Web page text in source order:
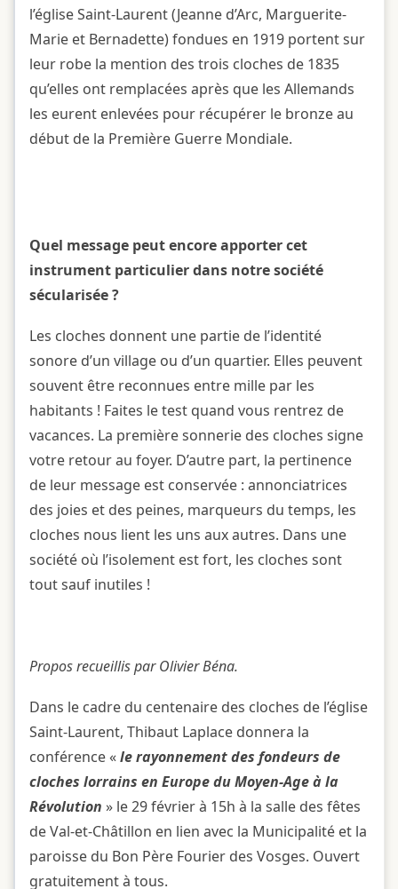
l’église Saint-Laurent (Jeanne d’Arc, Marguerite-
Marie et Bernadette) fondues en 1919 portent sur
leur robe la mention des trois cloches de 1835
qu’elles ont remplacées après que les Allemands
les eurent enlevées pour récupérer le bronze au
début de la Première Guerre Mondiale.
Quel message peut encore apporter cet
instrument particulier dans notre société
sécularisée ?​
Les cloches donnent une partie de l’identité
sonore d’un village ou d’un quartier. Elles peuvent
souvent être reconnues entre mille par les
habitants ! Faites le test quand vous rentrez de
vacances. La première sonnerie des cloches signe
votre retour au foyer. D’autre part, la pertinence
de leur message est conservée : annonciatrices
des joies et des peines, marqueurs du temps, les
cloches nous lient les uns aux autres. Dans une
société où l’isolement est fort, les cloches sont
tout sauf inutiles !
Propos recueillis par Olivier Béna.
Dans le cadre du centenaire des cloches de l’église
Saint-Laurent, Thibaut Laplace donnera la
conférence «le rayonnement des fondeurs de
cloches lorrains en Europe du Moyen-Age à la
Révolution » le 29 février à 15h à la salle des fêtes
de Val-et-Châtillon en lien avec la Municipalité et la
paroisse du Bon Père Fourier des Vosges. Ouvert
gratuitement à tous.